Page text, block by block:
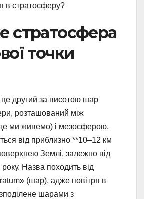
в стратосферу?
стратосфера
точки
другий за висотою шар
розташований між
ми живемо) і мезосферою.
від приблизно **10–12 км
Землі, залежно від
Назва походить від
(шар), адже повітря в
шарами з